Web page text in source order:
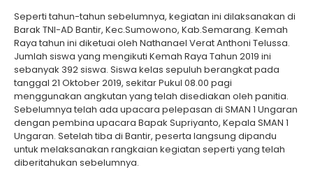
Seperti tahun-tahun sebelumnya, kegiatan ini dilaksanakan di
Barak TNI-AD Bantir, Kec.Sumowono, Kab.Semarang. Kemah
Raya tahun ini diketuai oleh Nathanael Verat Anthoni Telussa.
Jumlah siswa yang mengikuti Kemah Raya Tahun 2019 ini
sebanyak 392 siswa. Siswa kelas sepuluh berangkat pada
tanggal 21 Oktober 2019, sekitar Pukul 08.00 pagi
menggunakan angkutan yang telah disediakan oleh panitia.
Sebelumnya telah ada upacara pelepasan di SMAN 1 Ungaran
dengan pembina upacara Bapak Supriyanto, Kepala SMAN 1
Ungaran. Setelah tiba di Bantir, peserta langsung dipandu
untuk melaksanakan rangkaian kegiatan seperti yang telah
diberitahukan sebelumnya.